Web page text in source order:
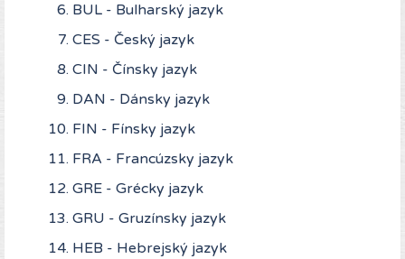
BUL - Bulharský jazyk
CES - Český jazyk
CIN - Čínsky jazyk
DAN - Dánsky jazyk
FIN - Fínsky jazyk
FRA - Francúzsky jazyk
GRE - Grécky jazyk
GRU - Gruzínsky jazyk
HEB - Hebrejský jazyk